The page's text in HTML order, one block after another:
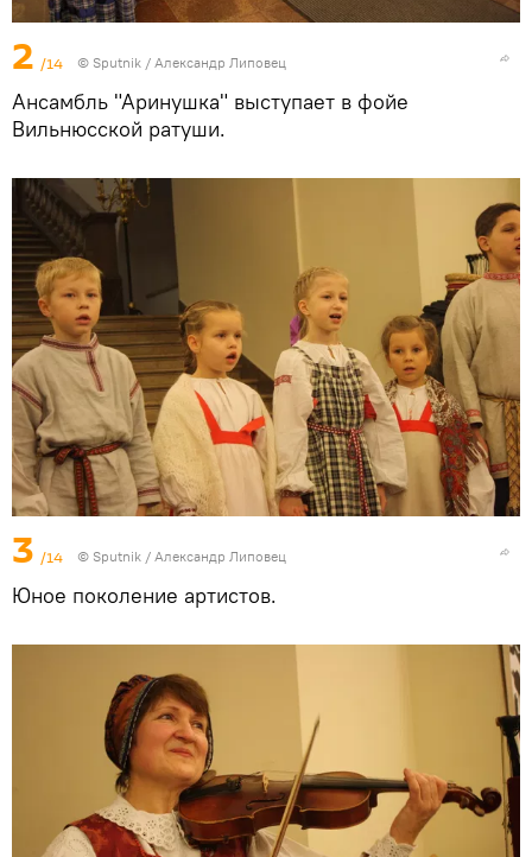
2 /14 © Sputnik / Александр Липовец
Ансамбль "Аринушка" выступает в фойе
Вильнюсской ратуши.
3 /14 © Sputnik / Александр Липовец
Юное поколение артистов.